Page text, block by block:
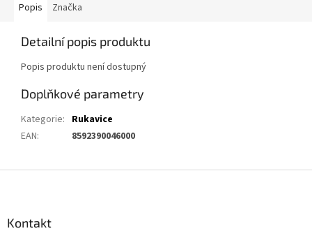
Popis Značka
Detailní popis produktu
Popis produktu není dostupný
Doplňkové parametry
Kategorie: Rukavice
EAN: 8592390046000
Kontakt